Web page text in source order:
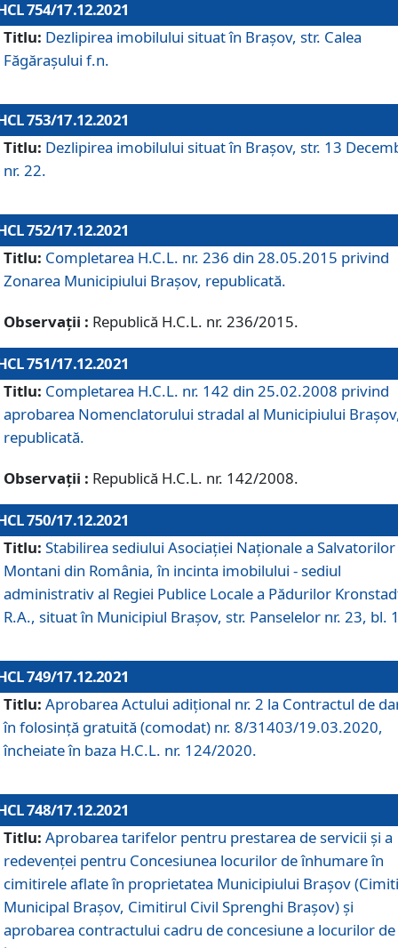
754/17.12.2021
Titlu: Dezlipirea imobilului situat în Brașov, str. Calea
Făgărașului f.n.
753/17.12.2021
Titlu: Dezlipirea imobilului situat în Brașov, str. 13
nr. 22.
752/17.12.2021
Titlu: Completarea H.C.L. nr. 236 din 28.05.2015 privind
Zonarea Municipiului Braşov, republicată.
Observații : Republică H.C.L. nr. 236/2015.
751/17.12.2021
Titlu: Completarea H.C.L. nr. 142 din 25.02.2008 privind
aprobarea Nomenclatorului stradal al Municipiului
republicată.
Observații : Republică H.C.L. nr. 142/2008.
750/17.12.2021
Titlu: Stabilirea sediului Asociației Naționale a Salvatorilor
Montani din România, în incinta imobilului - sediul
administrativ al Regiei Publice Locale a Pădurilor
R.A., situat în Municipiul Braşov, str. Panselelor nr. 23, bl.
749/17.12.2021
Titlu: Aprobarea Actului adițional nr. 2 la Contractul de
în folosință gratuită (comodat) nr. 8/31403/19.03.2020,
încheiate în baza H.C.L. nr. 124/2020.
748/17.12.2021
Titlu: Aprobarea tarifelor pentru prestarea de servicii şi a
redevenţei pentru Concesiunea locurilor de înhumare în
cimitirele aflate în proprietatea Municipiului Braşov
Municipal Braşov, Cimitirul Civil Sprenghi Braşov) şi
aprobarea contractului cadru de concesiune a locurilor de